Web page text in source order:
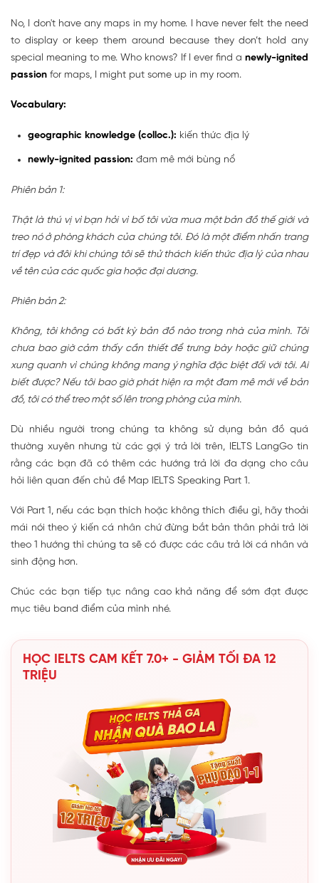
No, I don't have any maps in my home. I have never felt the need
to display or keep them around because they don’t hold any
special meaning to me. Who knows? If I ever find a newly-ignited
passion for maps, I might put some up in my room.
Vocabulary:
geographic knowledge (colloc.): kiến thức địa lý
newly-ignited passion: đam mê mới bùng nổ
Phiên bản 1:
Thật là thú vị vì bạn hỏi vì bố tôi vừa mua một bản đồ thế giới và
treo nó ở phòng khách của chúng tôi. Đó là một điểm nhấn trang
trí đẹp và đôi khi chúng tôi sẽ thử thách kiến thức địa lý của nhau
về tên của các quốc gia hoặc đại dương.
Phiên bản 2:
Không, tôi không có bất kỳ bản đồ nào trong nhà của mình. Tôi
chưa bao giờ cảm thấy cần thiết để trưng bày hoặc giữ chúng
xung quanh vì chúng không mang ý nghĩa đặc biệt đối với tôi. Ai
biết được? Nếu tôi bao giờ phát hiện ra một đam mê mới về bản
đồ, tôi có thể treo một số lên trong phòng của mình.
Dù nhiều người trong chúng ta không sử dụng bản đồ quá
thường xuyên nhưng từ các gợi ý trả lời trên, IELTS LangGo tin
rằng các bạn đã có thêm các hướng trả lời đa dạng cho câu
hỏi liên quan đến chủ đề Map IELTS Speaking Part 1.
Với Part 1, nếu các bạn thích hoặc không thích điều gì, hãy thoải
mái nói theo ý kiến cá nhân chứ đừng bắt bản thân phải trả lời
theo 1 hướng thì chúng ta sẽ có được các câu trả lời cá nhân và
sinh động hơn.
Chúc các bạn tiếp tục nâng cao khả năng để sớm đạt được
mục tiêu band điểm của mình nhé.
HỌC IELTS CAM KẾT 7.0+ - GIẢM TỐI ĐA 12
TRIỆU